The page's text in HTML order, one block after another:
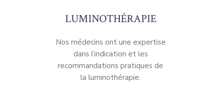
LUMINOTHÉRAPIE
Nos médecins ont une expertise
dans l’indication et les
recommandations pratiques de
la luminothérapie.